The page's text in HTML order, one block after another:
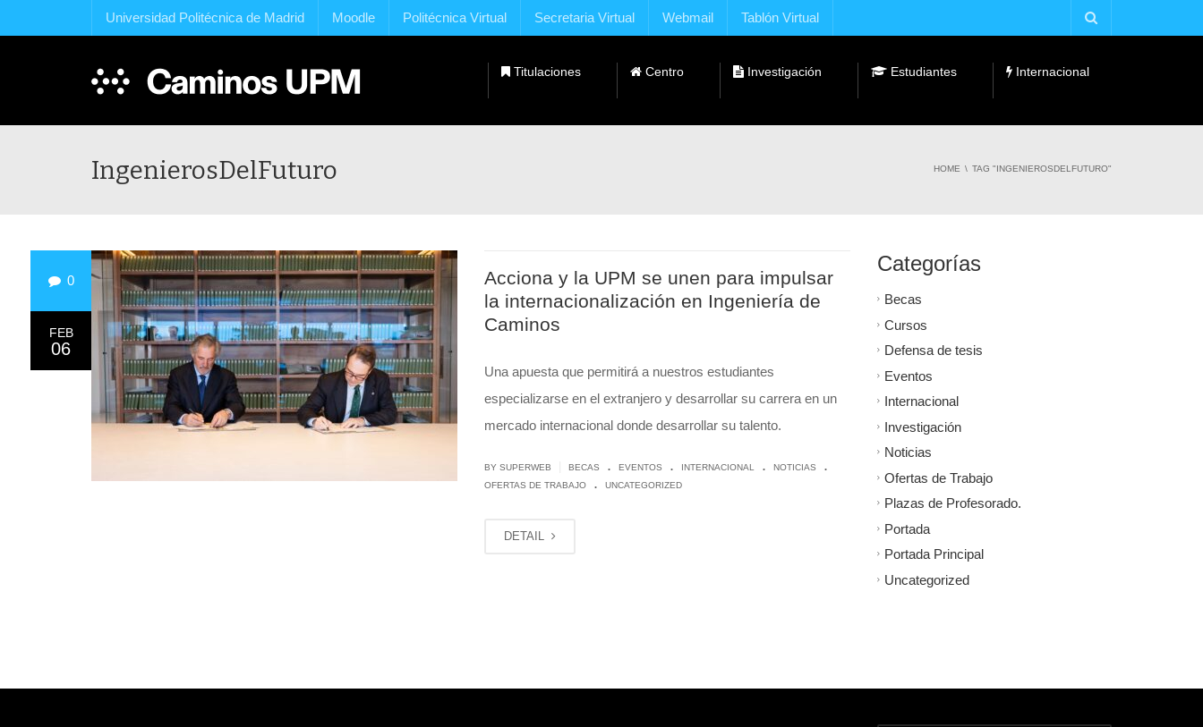
Universidad Politécnica de Madrid Moodle Politécnica Virtual Secretaria Virtual Webmail Tablón Virtual
Titulaciones Centro Investigación Estudiantes Internacional
IngenierosDelFuturo HOME TAG "INGENIEROSDELFUTURO"
0
FEB
06
Acciona y la UPM se unen para impulsar
la internacionalización en Ingeniería de
Caminos
Una apuesta que permitirá a nuestros estudiantes
especializarse en el extranjero y desarrollar su carrera en un
mercado internacional donde desarrollar su talento.
BY SUPERWEB BECAS . EVENTOS . INTERNACIONAL . NOTICIAS .
OFERTAS DE TRABAJO . UNCATEGORIZED
DETAIL
Categorías
Becas
Cursos
Defensa de tesis
Eventos
Internacional
Investigación
Noticias
Ofertas de Trabajo
Plazas de Profesorado.
Portada
Portada Principal
Uncategorized